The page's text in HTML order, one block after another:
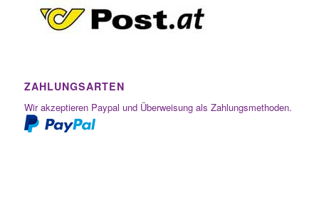
ZAHLUNGSARTEN
Wir akzeptieren Paypal und Überweisung als Zahlungsmethoden.